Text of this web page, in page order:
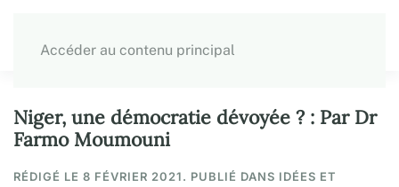
Accéder au contenu principal
Niger, une démocratie dévoyée ? : Par Dr
Farmo Moumouni
RÉDIGÉ LE 8 FÉVRIER 2021. PUBLIÉ DANS IDÉES ET